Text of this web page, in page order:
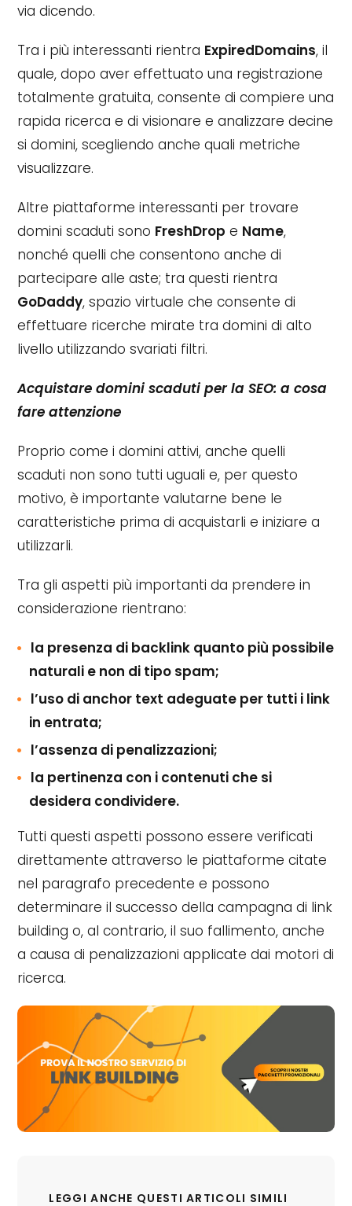
via dicendo.
Tra i più interessanti rientra ExpiredDomains, il
quale, dopo aver effettuato una registrazione
totalmente gratuita, consente di compiere una
rapida ricerca e di visionare e analizzare decine
si domini, scegliendo anche quali metriche
visualizzare.
Altre piattaforme interessanti per trovare
domini scaduti sono FreshDrop e Name,
nonché quelli che consentono anche di
partecipare alle aste; tra questi rientra
GoDaddy, spazio virtuale che consente di
effettuare ricerche mirate tra domini di alto
livello utilizzando svariati filtri.
Acquistare domini scaduti per la SEO: a cosa
fare attenzione
Proprio come i domini attivi, anche quelli
scaduti non sono tutti uguali e, per questo
motivo, è importante valutarne bene le
caratteristiche prima di acquistarli e iniziare a
utilizzarli.
Tra gli aspetti più importanti da prendere in
considerazione rientrano:
la presenza di backlink quanto più possibile
naturali e non di tipo spam;
l’uso di anchor text adeguate per tutti i link
in entrata;
l’assenza di penalizzazioni;
la pertinenza con i contenuti che si
desidera condividere.
Tutti questi aspetti possono essere verificati
direttamente attraverso le piattaforme citate
nel paragrafo precedente e possono
determinare il successo della campagna di link
building o, al contrario, il suo fallimento, anche
a causa di penalizzazioni applicate dai motori di
ricerca.
LEGGI ANCHE QUESTI ARTICOLI SIMILI